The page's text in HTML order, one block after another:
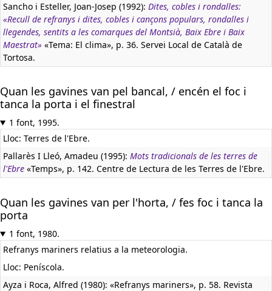
Sancho i Esteller, Joan-Josep (1992): Dites, cobles i rondalles:
«Recull de refranys i dites, cobles i cançons populars, rondalles i
llegendes, sentits a les comarques del Montsià, Baix Ebre i Baix
Maestrat» «Tema: El clima», p. 36. Servei Local de Català de
Tortosa.
Quan les gavines van pel bancal, / encén el foc i
tanca la porta i el finestral
1 font, 1995.
Lloc: Terres de l'Ebre.
Pallarès I Lleó, Amadeu (1995): Mots tradicionals de les terres de
l'Ebre «Temps», p. 142. Centre de Lectura de les Terres de l'Ebre.
Quan les gavines van per l'horta, / fes foc i tanca la
porta
1 font, 1980.
Refranys mariners relatius a la meteorologia.
Lloc: Peníscola.
Ayza i Roca, Alfred (1980): «Refranys mariners», p. 58. Revista